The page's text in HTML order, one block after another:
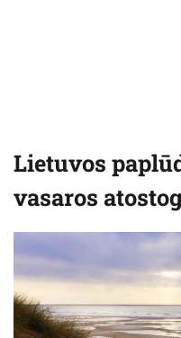
Lietuvos
vasaros